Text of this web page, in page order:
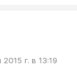
г. в 13:19